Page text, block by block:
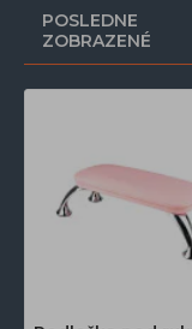
POSLEDNE
ZOBRAZENÉ